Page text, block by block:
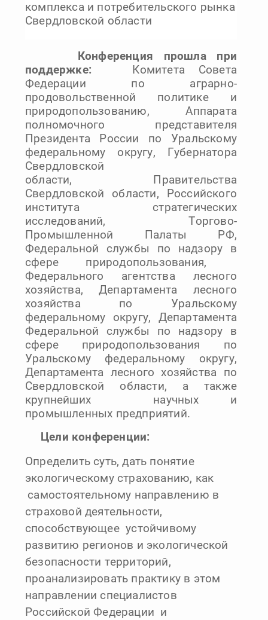
комплекса и потребительского рынка
Свердловской области
Конференция прошла при
поддержке: Комитета Совета
Федерации по аграрно-
продовольственной политике и
природопользованию, Аппарата
полномочного представителя
Президента России по Уральскому
федеральному округу, Губернатора
Свердловской
области, Правительства
Свердловской области, Российского
института стратегических
исследований, Торгово-
Промышленной Палаты РФ,
Федеральной службы по надзору в
сфере природопользования,
Федерального агентства лесного
хозяйства, Департамента лесного
хозяйства по Уральскому
федеральному округу, Департамента
Федеральной службы по надзору в
сфере природопользования по
Уральскому федеральному округу,
Департамента лесного хозяйства по
Свердловской области, а также
крупнейших научных и
промышленных предприятий.
Цели конференции:
Определить суть, дать понятие
экологическому страхованию, как
самостоятельному направлению в
страховой деятельности,
способствующее устойчивому
развитию регионов и экологической
безопасности территорий,
проанализировать практику в этом
направлении специалистов
Российской Федерации и